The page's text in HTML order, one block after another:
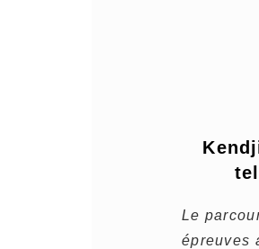
Le
épreuves